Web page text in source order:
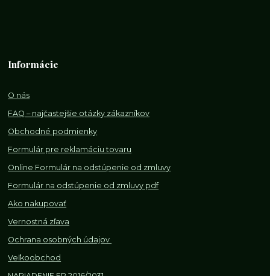
Informácie
O nás
FAQ – najčastejšie otázky zákazníkov
Obchodné podmienky
Formulár pre reklamáciu tovaru
Online Formulár na odstúpenie od zmluvy
Formulár na odstúpenie od zmluvy pdf
Ako nakupovať
Vernostná zľava
Ochrana osobných údajov
Veľkoobchod